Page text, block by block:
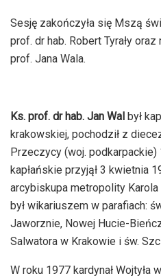
Sesję zakończyła się Mszą
prof. dr hab. Robert Tyrały
prof. Jana Wala.
Ks. prof. dr hab. Jan Wal był
krakowskiej, pochodził z
Przeczycy (woj.
kapłańskie przyjął 3 kwietnia
arcybiskupa metropolity Karola
był wikariuszem w parafiach:
Jaworznie, Nowej Hucie-
Salwatora w Krakowie i św.
W roku 1977 kardynał Wojtyła